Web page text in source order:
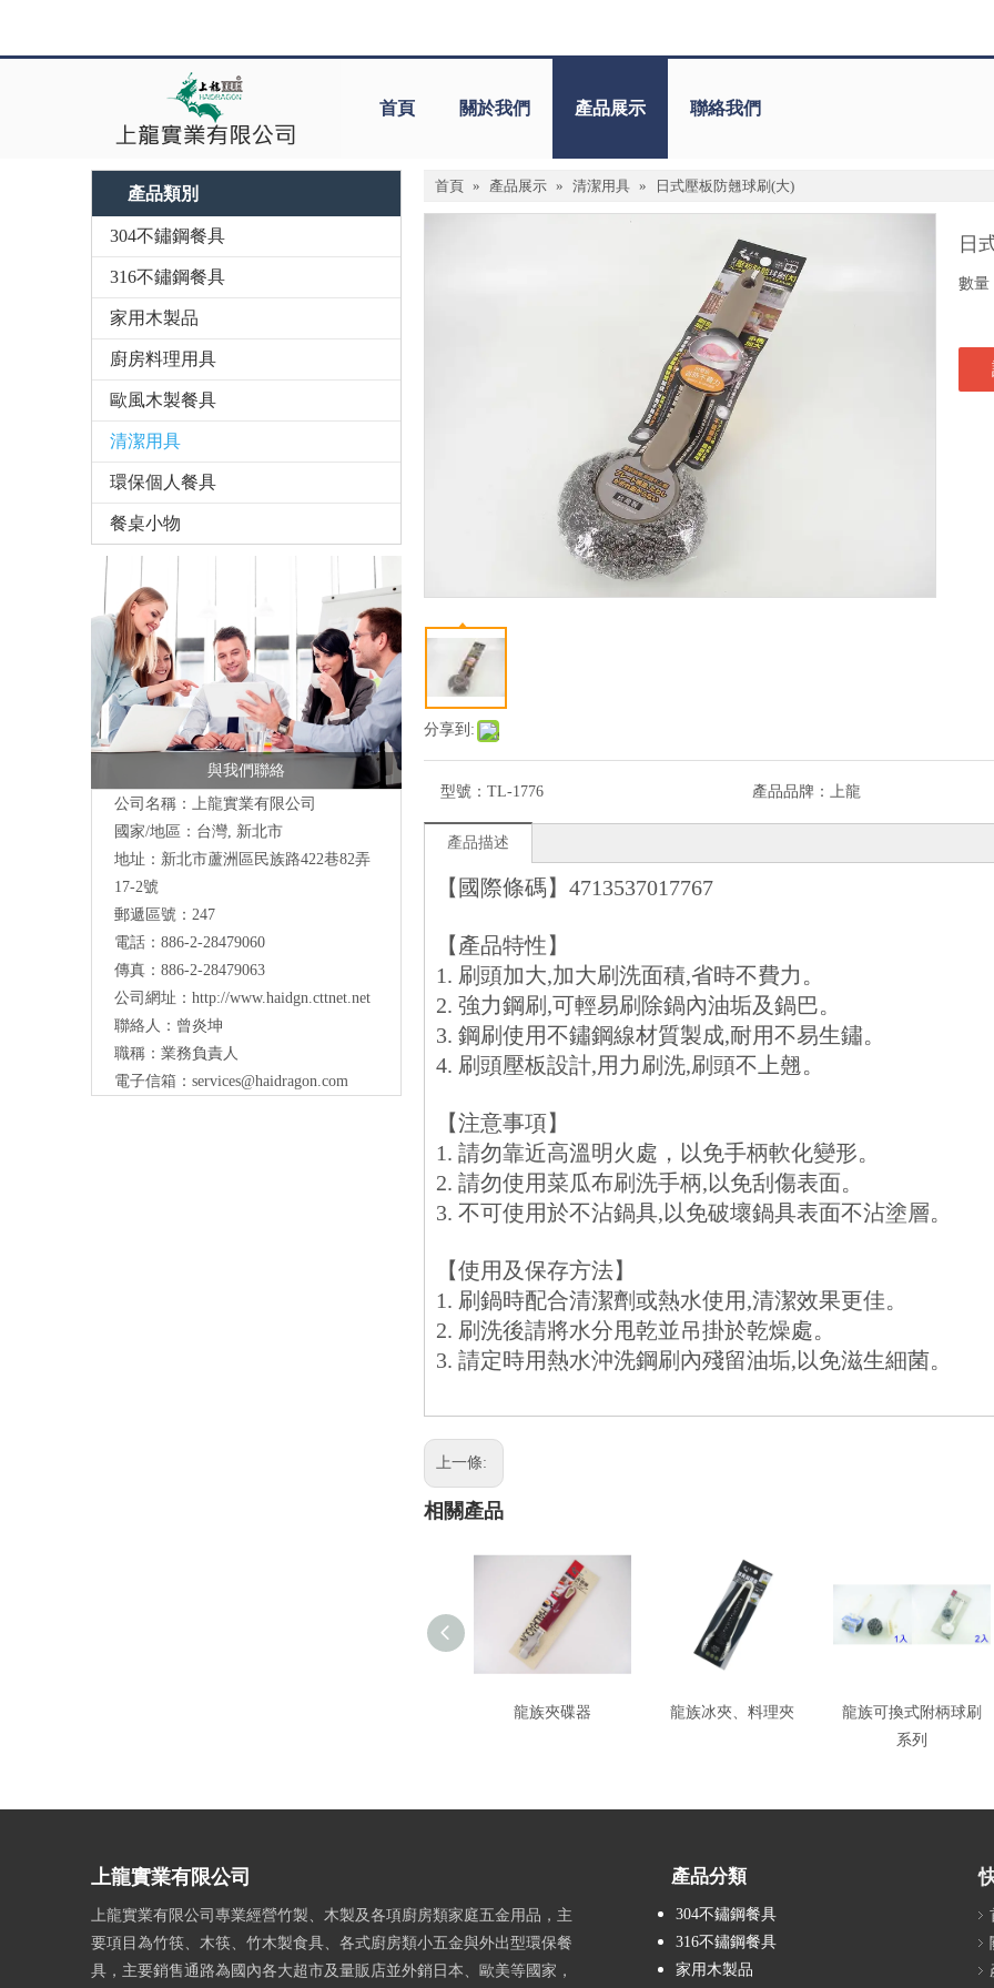
首頁 關於我們 產品展示 聯絡我們
產品類別
304不鏽鋼餐具
316不鏽鋼餐具
家用木製品
廚房料理用具
歐風木製餐具
清潔用具
環保個人餐具
餐桌小物
與我們聯絡
公司名稱：上龍實業有限公司
國家/地區：台灣, 新北市
地址： 新北市蘆洲區民族路422巷82弄
17-2號
郵遞區號：247
電話：886-2-28479060
傳真：886-2-28479063
公司網址： http://www.haidgn.cttnet.net
聯絡人：曾炎坤
職稱：業務負責人
電子信箱： services@haidragon.com
首頁 » 產品展示 » 清潔用具 » 日式壓板防翹球刷(大)
分享到:
日
數量
型號： TL-1776 產品品牌： 上龍
產品描述
【國際條碼】4713537017767
【產品特性】
1. 刷頭加大,加大刷洗面積,省時不費力。
2. 強力鋼刷,可輕易刷除鍋內油垢及鍋巴。
3. 鋼刷使用不鏽鋼線材質製成,耐用不易生鏽。
4. 刷頭壓板設計,用力刷洗,刷頭不上翹。
【注意事項】
1. 請勿靠近高溫明火處，以免手柄軟化變形。
2. 請勿使用菜瓜布刷洗手柄,以免刮傷表面。
3. 不可使用於不沾鍋具,以免破壞鍋具表面不沾塗層。
【使用及保存方法】
1. 刷鍋時配合清潔劑或熱水使用,清潔效果更佳。
2. 刷洗後請將水分甩乾並吊掛於乾燥處。
3. 請定時用熱水沖洗鋼刷內殘留油垢,以免滋生細菌。
上一條:
相關產品
龍族夾碟器 龍族冰夾、料理夾
龍族可換式附柄球刷
系列
上龍實業有限公司
上龍實業有限公司專業經營竹製、木製及各項廚房類家庭五金用品，主
要項目為竹筷、木筷、竹木製食具、各式廚房類小五金與外出型環保餐
具，主要銷售通路為國內各大超市及量販店並外銷日本、歐美等國家，
產品分類
304不鏽鋼餐具
316不鏽鋼餐具
家用木製品